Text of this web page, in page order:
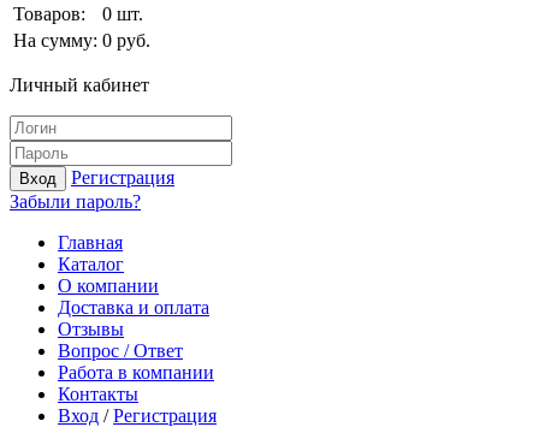
Товаров:
0 шт.
На сумму: 0 руб.
Личный кабинет
Вход
Регистрация
Забыли пароль?
Главная
Каталог
О компании
Доставка и оплата
Отзывы
Вопрос / Ответ
Работа в компании
Контакты
Вход /Регистрация